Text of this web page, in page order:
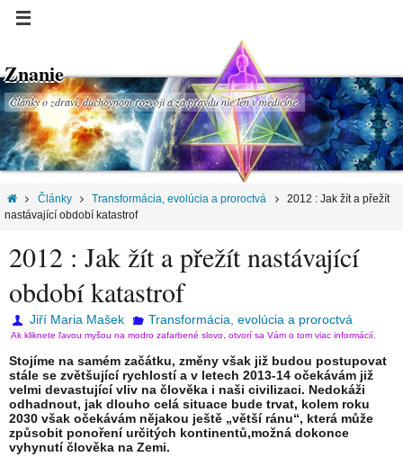
Znanie
Články o zdraví, duchovnom rozvoji a za pravdu nie len v medicíne.
Články Transformácia, evolúcia a proroctvá
2012 : Jak žít a přežít
nastávající období katastrof
2012 : Jak žít a přežít nastávající
období katastrof
Jiří Maria Mašek Transformácia, evolúcia a proroctvá
Ak kliknete ľavou myšou na modro zafarbené slovo, otvorí sa Vám o tom viac informácií.
Stojíme na samém začátku, změny však již budou postupovat
stále se zvětšující rychlostí a v letech 2013-14 očekávám již
velmi devastující vliv na člověka i naši civilizaci. Nedokáži
odhadnout, jak dlouho celá situace bude trvat, kolem roku
2030 však očekávám nějakou ještě „větší ránu“, která může
způsobit ponoření určitých kontinentů,možná dokonce
vyhynutí člověka na Zemi.